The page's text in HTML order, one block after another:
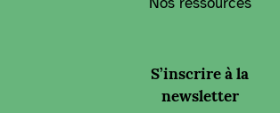
S’inscrire à la
newsletter